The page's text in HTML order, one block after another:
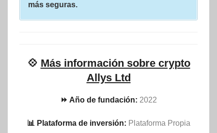
más seguras.
💠 Más información sobre crypto
Allys Ltd
⏩ Año de fundación: 2022
📊 Plataforma de inversión: Plataforma Propia